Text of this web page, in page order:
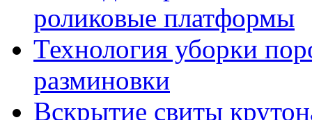
роликовые платформы
Технология уборки
разминовки
Вскрытие свиты